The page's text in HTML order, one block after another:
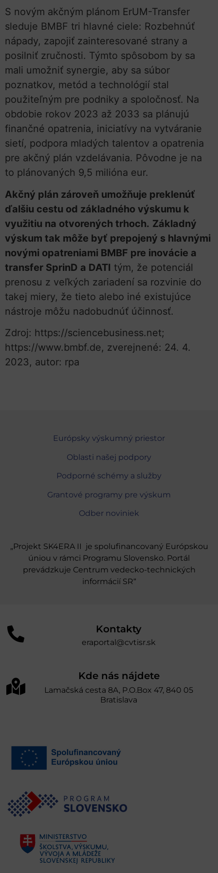
S novým akčným plánom ErUM-Transfer
sleduje BMBF tri hlavné ciele: Rozbehnúť
nápady, zapojiť zainteresované strany a
posilniť zručnosti. Týmto spôsobom by sa
mali umožniť synergie, aby sa súbor
poznatkov, metód a technológií stal
použiteľným pre podniky a spoločnosť. Na
obdobie rokov 2023 až 2033 sa plánujú
finančné opatrenia, iniciatívy na vytváranie
sietí, podpora mladých talentov a opatrenia
pre akčný plán vzdelávania. Pôvodne je na
to plánovaných 9,5 milióna eur.
Akčný plán zároveň umožňuje preklenúť
ďalšiu cestu od základného výskumu k
využitiu na otvorených trhoch. Základný
výskum tak môže byť prepojený s hlavnými
novými opatreniami BMBF pre inovácie a
transfer SprinD a DATI tým, že potenciál
prenosu z veľkých zariadení sa rozvinie do
takej miery, že tieto alebo iné existujúce
nástroje môžu nadobudnúť účinnosť.
Zdroj: https://sciencebusiness.net;
https://www.bmbf.de, zverejnené: 24. 4.
2023, autor: rpa
Európsky výskumný priestor
Oblasti našej podpory
Podporné schémy a služby
Grantové programy pre výskum
Odber noviniek
„Projekt SK4ERA II je spolufinancovaný Európskou
úniou v rámci Programu Slovensko. Portál
prevádzkuje Centrum vedecko-technických
informácií SR“
Kontakty
eraportal@cvtisr.sk
Kde nás nájdete
Lamačská cesta 8A, P.O.Box 47, 840 05
Bratislava